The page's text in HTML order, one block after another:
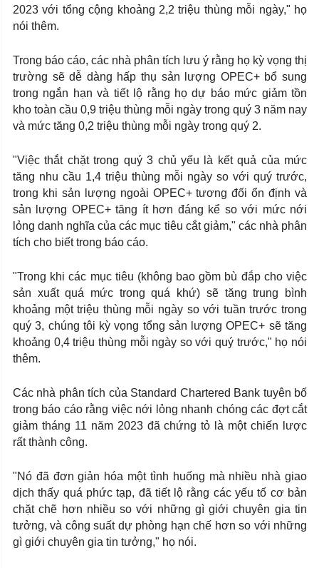
2023 với tổng cộng khoảng 2,2 triệu thùng mỗi ngày," họ
nói thêm.
Trong báo cáo, các nhà phân tích lưu ý rằng họ kỳ vọng thị
trường sẽ dễ dàng hấp thụ sản lượng OPEC+ bổ sung
trong ngắn hạn và tiết lộ rằng họ dự báo mức giảm tồn
kho toàn cầu 0,9 triệu thùng mỗi ngày trong quý 3 năm nay
và mức tăng 0,2 triệu thùng mỗi ngày trong quý 2.
"Việc thắt chặt trong quý 3 chủ yếu là kết quả của mức
tăng nhu cầu 1,4 triệu thùng mỗi ngày so với quý trước,
trong khi sản lượng ngoài OPEC+ tương đối ổn định và
sản lượng OPEC+ tăng ít hơn đáng kể so với mức nới
lỏng danh nghĩa của các mục tiêu cắt giảm," các nhà phân
tích cho biết trong báo cáo.
"Trong khi các mục tiêu (không bao gồm bù đắp cho việc
sản xuất quá mức trong quá khứ) sẽ tăng trung bình
khoảng một triệu thùng mỗi ngày so với tuần trước trong
quý 3, chúng tôi kỳ vọng tổng sản lượng OPEC+ sẽ tăng
khoảng 0,4 triệu thùng mỗi ngày so với quý trước," họ nói
thêm.
Các nhà phân tích của Standard Chartered Bank tuyên bố
trong báo cáo rằng việc nới lỏng nhanh chóng các đợt cắt
giảm tháng 11 năm 2023 đã chứng tỏ là một chiến lược
rất thành công.
"Nó đã đơn giản hóa một tình huống mà nhiều nhà giao
dịch thấy quá phức tạp, đã tiết lộ rằng các yếu tố cơ bản
chặt chẽ hơn nhiều so với những gì giới chuyên gia tin
tưởng, và công suất dự phòng hạn chế hơn so với những
gì giới chuyên gia tin tưởng," họ nói.